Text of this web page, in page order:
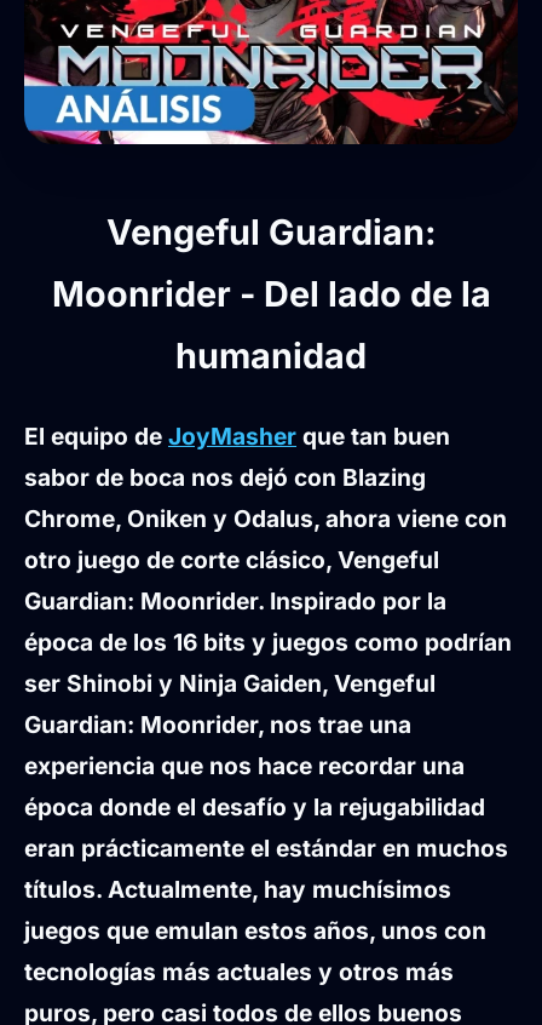
Vengeful Guardian:
Moonrider - Del lado de la
humanidad
El equipo de JoyMasher que tan buen
sabor de boca nos dejó con Blazing
Chrome, Oniken y Odalus, ahora viene con
otro juego de corte clásico, Vengeful
Guardian: Moonrider. Inspirado por la
época de los 16 bits y juegos como podrían
ser Shinobi y Ninja Gaiden, Vengeful
Guardian: Moonrider, nos trae una
experiencia que nos hace recordar una
época donde el desafío y la rejugabilidad
eran prácticamente el estándar en muchos
títulos. Actualmente, hay muchísimos
juegos que emulan estos años, unos con
tecnologías más actuales y otros más
puros, pero casi todos de ellos buenos